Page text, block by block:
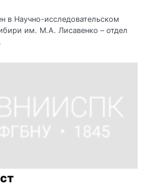
в Научно-исследовательском
им. М.А. Лисавенко – отдел